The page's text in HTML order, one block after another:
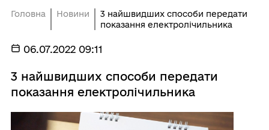
Головна Новини
3 найшвидших способи передати
показання електролічильника
06.07.2022 09:11
3 найшвидших способи передати
показання електролічильника